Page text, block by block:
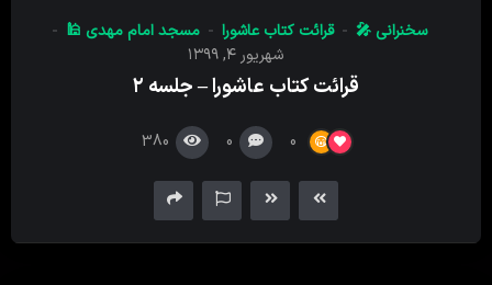
سخنرانی 🎤 قرائت کتاب عاشورا
مسجد امام‌ مهدی 🕌
شهریور ۴, ۱۳۹۹
قرائت کتاب عاشورا – جلسه ۲
0
0
380